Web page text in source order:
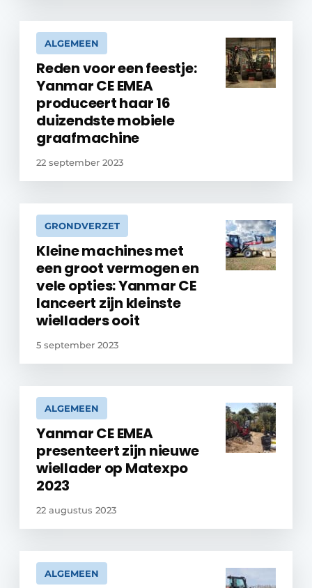
ALGEMEEN
Reden voor een feestje:
Yanmar CE EMEA
produceert haar 16
duizendste mobiele
graafmachine
22 september 2023
GRONDVERZET
Kleine machines met
een groot vermogen en
vele opties: Yanmar CE
lanceert zijn kleinste
wielladers ooit
5 september 2023
ALGEMEEN
Yanmar CE EMEA
presenteert zijn nieuwe
wiellader op Matexpo
2023
22 augustus 2023
ALGEMEEN